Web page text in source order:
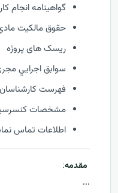
گواهينامه انجام
حقوق مالكيت
ریسک های پروژه
سوابق اجرايي
فهرست كارشناسان
مشخصات
اطلاعات تماس
مقدمه:
...